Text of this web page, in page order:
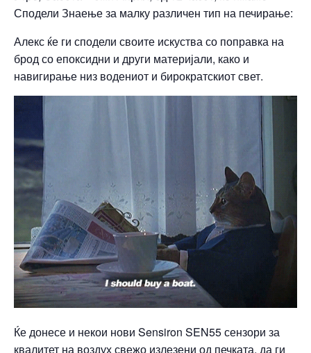
Сподели Знаење за малку различен тип на печирање:
Алекс ќе ги сподели своите искуства со поправка на
брод со епоксидни и други материјали, како и
навигирање низ водениот и бирократскиот свет.
Ќе донесе и некои нови Sensiron SEN55 сензори за
квалитет на воздух свежо излезени од печката, да ги